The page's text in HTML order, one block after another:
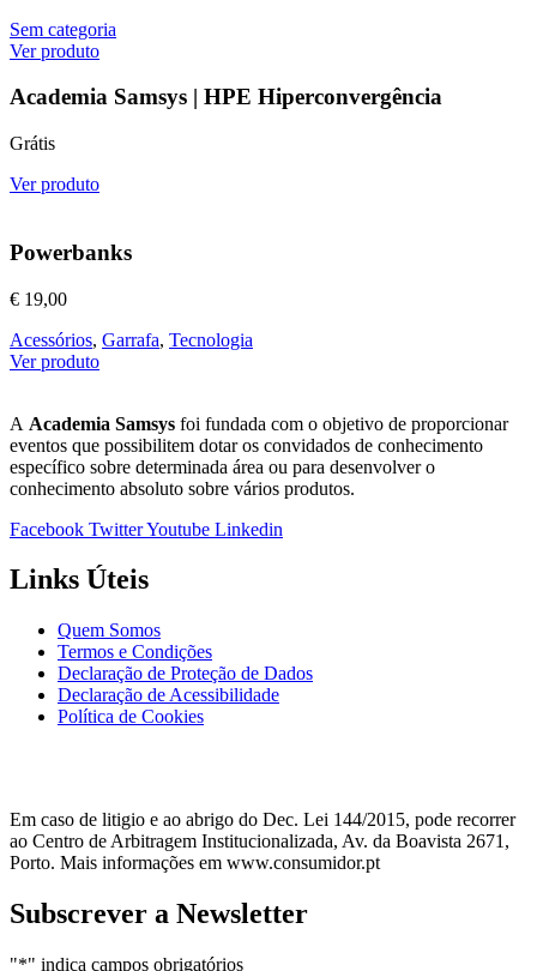
Sem categoria
Ver produto
Academia Samsys | HPE Hiperconvergência
Grátis
Ver produto
Powerbanks
€ 19,00
Acessórios, Garrafa, Tecnologia
Ver produto
A Academia Samsys foi fundada com o objetivo de proporcionar
eventos que possibilitem dotar os convidados de conhecimento
específico sobre determinada área ou para desenvolver o
conhecimento absoluto sobre vários produtos.
Facebook TwitterYoutube Linkedin
Links Úteis
Quem Somos
Termos e Condições
Declaração de Proteção de Dados
Declaração de Acessibilidade
Política de Cookies
Em caso de litigio e ao abrigo do Dec. Lei 144/2015, pode recorrer
ao Centro de Arbitragem Institucionalizada, Av. da Boavista 2671,
Porto. Mais informações em www.consumidor.pt
Subscrever a Newsletter
"*" indica campos obrigatórios